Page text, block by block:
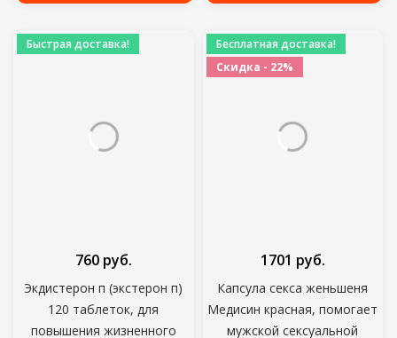
Побочного Эффекта
Быстрая доставка!
Экдистерон п (экстерон п)
120 таблеток, для
повышения жизненного
760 руб.
Бесплатная доставка!
Скидка - 22%
Капсула секса женьшеня
Медисин красная, помогает
мужской сексуальной
1701 руб.